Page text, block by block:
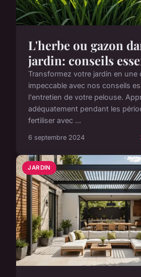
L'herbe ou gazon
jardin: conseils
Transformez votre jardin en une
impeccable avec nos conseils
l'entretien de votre pelouse.
adéquatement pendant les
fertiliser avec ...
6 septembre 2024
JARDIN